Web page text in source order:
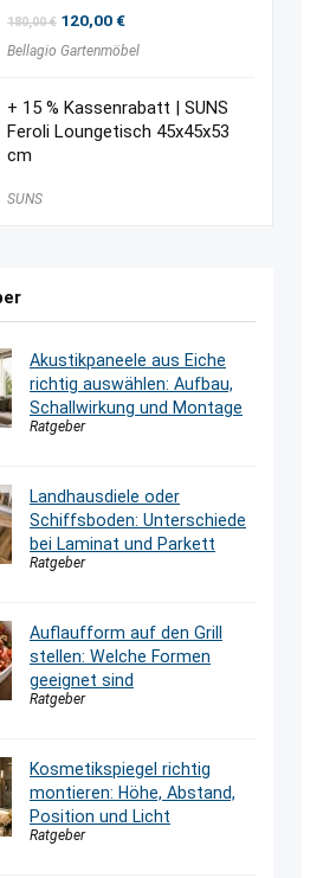
180,00€ Ursprünglicher
war:
120,00€Aktueller
ist:
Bellagio Gartenmöbel
+ 15 % Kassenrabatt | SUNS
Feroli Loungetisch 45x45x53
cm
SUNS
Akustikpaneele aus Eiche
richtig auswählen: Aufbau,
Schallwirkung und Montage
Ratgeber
Landhausdiele oder
Schiffsboden: Unterschiede
bei Laminat und Parkett
Ratgeber
Auflaufform auf den Grill
stellen: Welche Formen
geeignet sind
Ratgeber
Kosmetikspiegel richtig
montieren: Höhe, Abstand,
Position und Licht
Ratgeber